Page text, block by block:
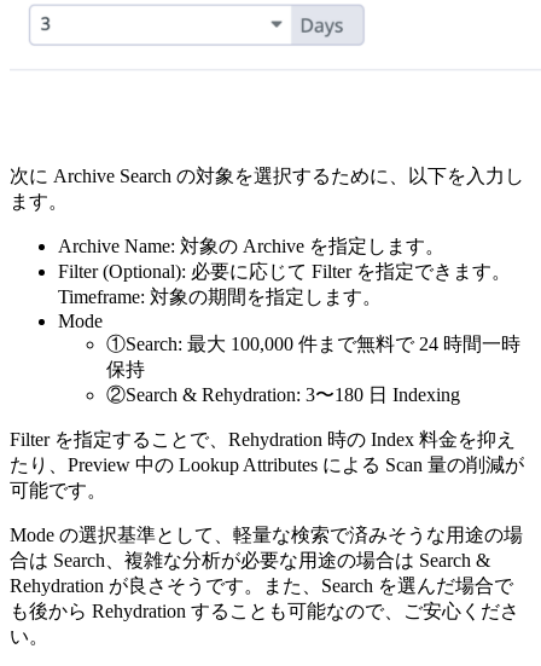
次に Archive Search の対象を選択するために、以下を入力し
ます。
Archive Name: 対象の Archive を指定します。
Filter (Optional): 必要に応じて Filter を指定できます。
Timeframe: 対象の期間を指定します。
Mode
①Search: 最大 100,000 件まで無料で 24 時間一時
保持
②Search & Rehydration: 3〜180 日 Indexing
Filter を指定することで、Rehydration 時の Index 料金を抑え
たり、Preview 中の Lookup Attributes による Scan 量の削減が
可能です。
Mode の選択基準として、軽量な検索で済みそうな用途の場
合は Search、複雑な分析が必要な用途の場合は Search &
Rehydration が良さそうです。また、Search を選んだ場合で
も後から Rehydration することも可能なので、ご安心くださ
い。